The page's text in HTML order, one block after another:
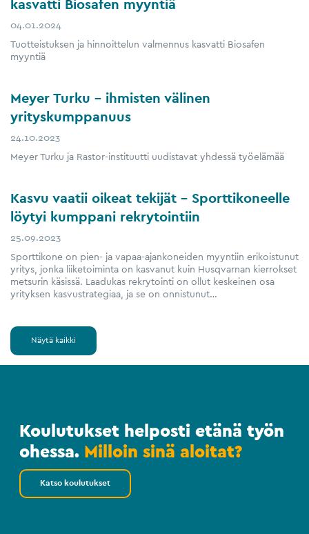
kasvatti Biosafen myyntiä
04.01.2024
Tuotteistuksen ja hinnoittelun valmennus kasvatti Biosafen
myyntiä
Meyer Turku – ihmisten välinen
yrityskumppanuus
24.10.2023
Meyer Turku ja Rastor-instituutti uudistavat yhdessä työelämää
Kasvu vaatii oikeat tekijät – Sporttikoneelle
löytyi kumppani rekrytointiin
25.09.2023
Sporttikone on pien- ja vapaa-ajankoneiden myyntiin erikoistunut
yritys, jonka liiketoiminta on kasvanut kuin Husqvarnan kierrokset
metsurin käsissä. Laadukas rekrytointi on ollut keskeinen osa
yrityksen kasvustrategiaa, ja se on onnistunut…
Näytä kaikki
Koulutukset helposti etänä työn
ohessa. Milloin sinä aloitat?
Katso koulutukset